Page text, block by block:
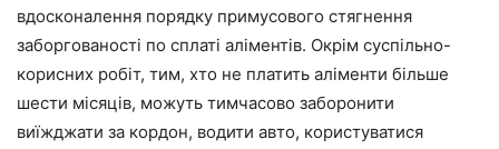
вдосконалення порядку примусового стягнення
заборгованості по сплаті аліментів. Окрім суспільно-
корисних робіт, тим, хто не платить аліменти більше
шести місяців, можуть тимчасово заборонити
виїжджати за кордон, водити авто, користуватися